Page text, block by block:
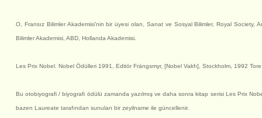
O, Fransız Bilimler Akademisi'nin bir üyesi olan, Sanat ve Sosyal Bilimler, Royal Society,
Bilimler Akademisi, ABD, Hollanda Akademisi.
Les Prix Nobel. Nobel Ödülleri 1991, Editör Frängsmyr, [Nobel Vakfı], Stockholm, 1992 Tore
Bu otobiyografi / biyografi ödülü zamanda yazılmış ve daha sonra kitap serisi Les Prix
bazen Laureate tarafından sunulan bir zeyilname ile güncellenir.